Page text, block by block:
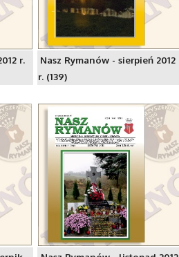
r.
Nasz Rymanów - sierpień 2012
r. (139)